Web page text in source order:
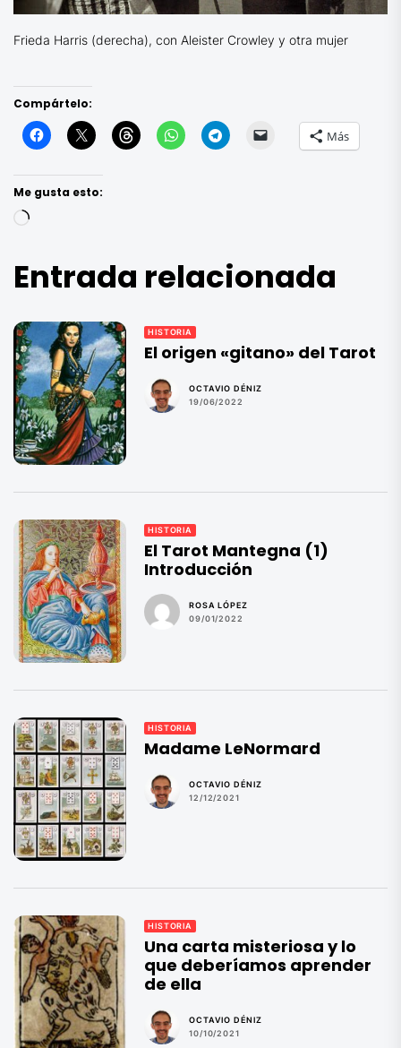
Frieda Harris (derecha), con Aleister Crowley y otra mujer
Compártelo:
Más
Me gusta esto:
Cargando...
Entrada relacionada
HISTORIA
El origen «gitano» del Tarot
OCTAVIO DÉNIZ
19/06/2022
HISTORIA
El Tarot Mantegna (1)
Introducción
ROSA LÓPEZ
09/01/2022
HISTORIA
Madame LeNormard
OCTAVIO DÉNIZ
12/12/2021
HISTORIA
Una carta misteriosa y lo
que deberíamos aprender
de ella
OCTAVIO DÉNIZ
10/10/2021